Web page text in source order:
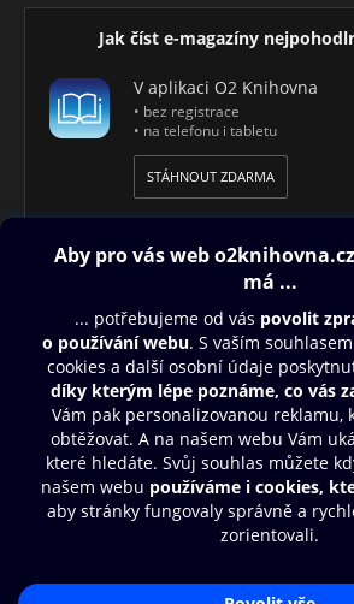
Jak číst e-magazíny
V aplikaci O2 Knihovna
• bez registrace
• na telefonu i tabletu
STÁHNOUT ZDARMA
Obsah ke stažení
Moje O2 Knihovna
Další zábava
© O2 Czech Republic a.s.